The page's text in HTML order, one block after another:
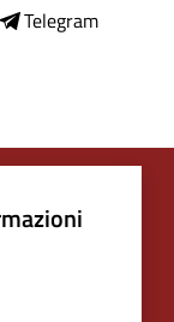
Telegram